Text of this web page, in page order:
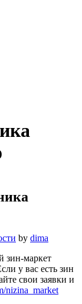
by dima
зин-маркет
у вас есть зин
свои заявки и
nizina_market